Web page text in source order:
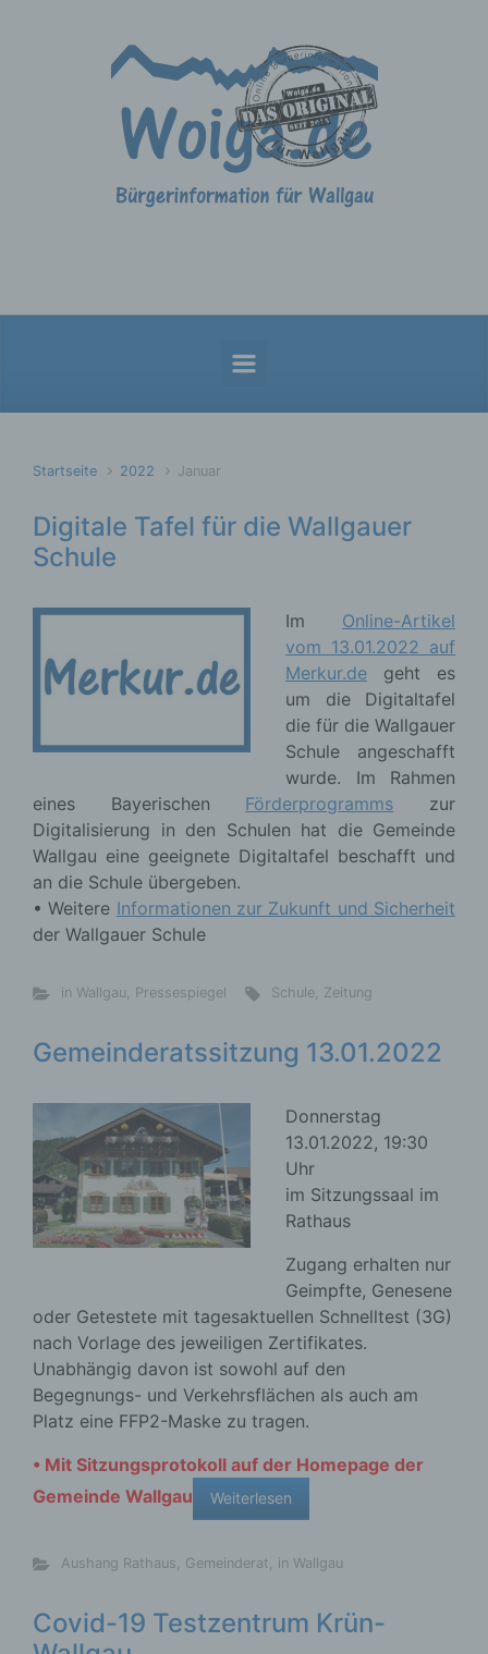
Startseite 2022 Januar
Digitale Tafel für die Wallgauer
Schule
Im Online-Artikel
vom 13.01.2022 auf
Merkur.de geht es
um die Digitaltafel
die für die Wallgauer
Schule angeschafft
wurde. Im Rahmen
eines Bayerischen Förderprogramms zur
Digitalisierung in den Schulen hat die Gemeinde
Wallgau eine geeignete Digitaltafel beschafft und
an die Schule übergeben.
• Weitere Informationen zur Zukunft und Sicherheit
der Wallgauer Schule
in Wallgau, Pressespiegel Schule, Zeitung
Gemeinderatssitzung 13.01.2022
Donnerstag
13.01.2022, 19:30
Uhr
im Sitzungssaal im
Rathaus
Zugang erhalten nur
Geimpfte, Genesene
oder Getestete mit tagesaktuellen Schnelltest (3G)
nach Vorlage des jeweiligen Zertifikates.
Unabhängig davon ist sowohl auf den
Begegnungs- und Verkehrsflächen als auch am
Platz eine FFP2-Maske zu tragen.
• Mit Sitzungsprotokoll auf der Homepage der
Gemeinde Wallgau
Weiterlesen
Aushang Rathaus, Gemeinderat, in Wallgau
Covid-19 Testzentrum Krün-